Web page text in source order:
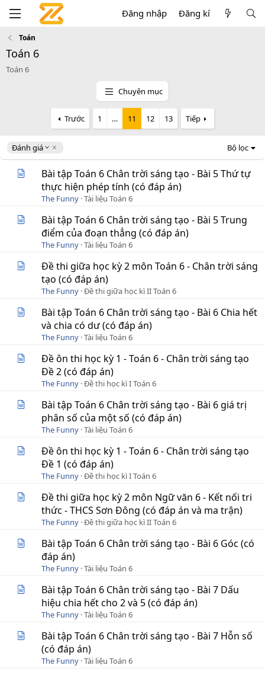
Đăng nhập Đăng kí
Toán
Toán 6
Toán 6
Chuyên mục
Trước 1 … 11 12 13 Tiếp
Đánh giá
D
e
Bộ lọc
Bài tập Toán 6 Chân trời sáng tạo - Bài 5 Thứ tự
thực hiện phép tính (có đáp án)
The Funny Tài liệu Toán 6
Bài tập Toán 6 Chân trời sáng tạo - Bài 5 Trung
điểm của đoạn thẳng (có đáp án)
The Funny Tài liệu Toán 6
Đề thi giữa học kỳ 2 môn Toán 6 - Chân trời sáng
tạo (có đáp án)
The Funny Đề thi giữa học kì II Toán 6
Bài tập Toán 6 Chân trời sáng tạo - Bài 6 Chia hết
và chia có dư (có đáp án)
The Funny Tài liệu Toán 6
Đề ôn thi học kỳ 1 - Toán 6 - Chân trời sáng tạo
Đề 2 (có đáp án)
The Funny Đề thi học kì I Toán 6
Bài tập Toán 6 Chân trời sáng tạo - Bài 6 giá trị
phân số của một số (có đáp án)
The Funny Tài liệu Toán 6
Đề ôn thi học kỳ 1 - Toán 6 - Chân trời sáng tạo
Đề 1 (có đáp án)
The Funny Đề thi học kì I Toán 6
Đề thi giữa học kỳ 2 môn Ngữ văn 6 - Kết nối tri
thức - THCS Sơn Đông (có đáp án và ma trận)
The Funny Đề thi giữa học kì II Toán 6
Bài tập Toán 6 Chân trời sáng tạo - Bài 6 Góc (có
đáp án)
The Funny Tài liệu Toán 6
Bài tập Toán 6 Chân trời sáng tạo - Bài 7 Dấu
hiệu chia hết cho 2 và 5 (có đáp án)
The Funny Tài liệu Toán 6
Bài tập Toán 6 Chân trời sáng tạo - Bài 7 Hỗn số
(có đáp án)
The Funny Tài liệu Toán 6